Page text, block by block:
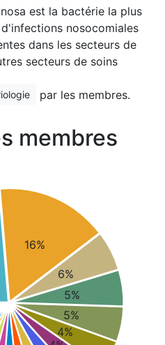
est la bactérie la plus
nosocomiales
dans les secteurs de
secteurs de soins
par les membres.
membres
16%
6%
5%
5%
4%